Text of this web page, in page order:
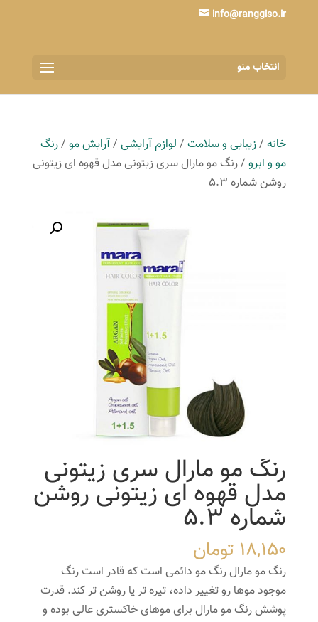
info@ranggiso.ir
انتخاب منو
خانه/زیبایی و سلامت/ لوازم آرایشی/آرایش مو/رنگ
مو و ابرو/ رنگ مو مارال سری زیتونی مدل قهوه ای زیتونی
روشن شماره 5.3
رنگ مو مارال سری زیتونی
مدل قهوه ای زیتونی روشن
شماره 5.3
18,150 تومان
رنگ مو مارال رنگ مو دائمی است که قادر است رنگ
موجود موها رو تغییر داده، تیره تر یا روشن تر کند. قدرت
پوشش رنگ مو مارال برای موهای خاکستری عالی بوده و